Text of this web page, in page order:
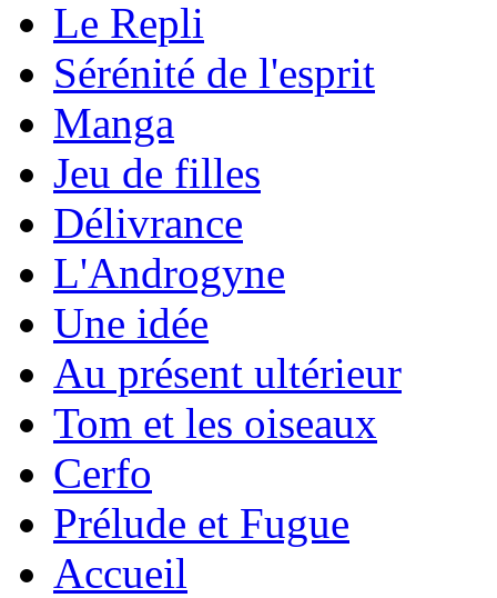
Le Repli
Sérénité de l'esprit
Manga
Jeu de filles
Délivrance
L'Androgyne
Une idée
Au présent ultérieur
Tom et les oiseaux
Cerfo
Prélude et Fugue
Accueil